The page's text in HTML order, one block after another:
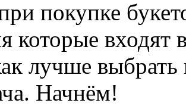
покупке
которые входят
лучше
Начнём!